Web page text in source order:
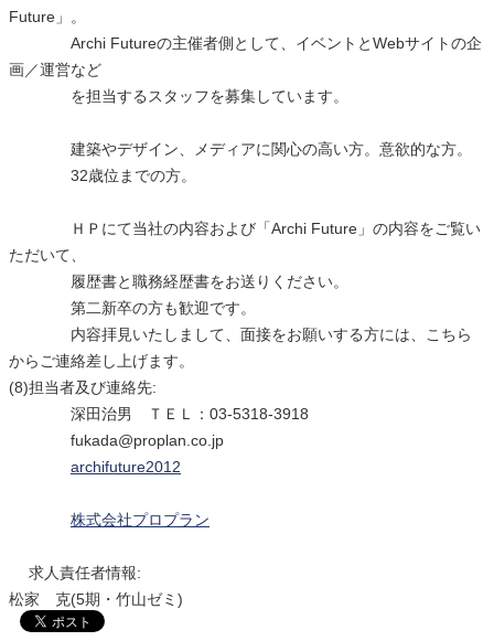
Future」。
Archi Futureの主催者側として、イベントとWebサイトの企
画／運営など
を担当するスタッフを募集しています。
建築やデザイン、メディアに関心の高い方。意欲的な方。
32歳位までの方。
ＨＰにて当社の内容および「Archi Future」の内容をご覧い
ただいて、
履歴書と職務経歴書をお送りください。
第二新卒の方も歓迎です。
内容拝見いたしまして、面接をお願いする方には、こちら
からご連絡差し上げます。
(8)担当者及び連絡先:
深田治男 ＴＥＬ：03-5318-3918
fukada@proplan.co.jp
archifuture2012
株式会社プロプラン
求人責任者情報:
松家 克(5期・竹山ゼミ)